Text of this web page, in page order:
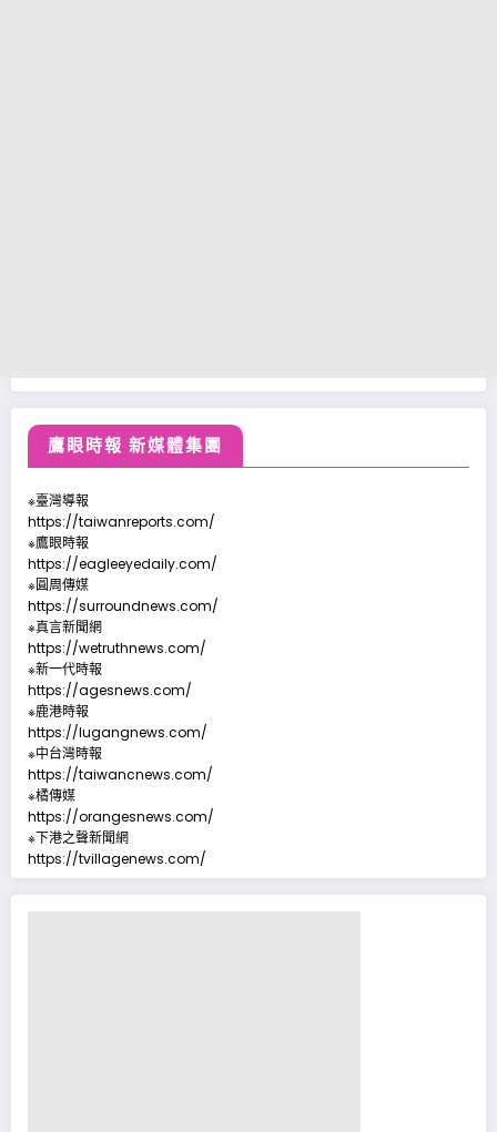
鷹眼時報 新媒體集團
※臺灣導報
https://taiwanreports.com/
※鷹眼時報
https://eagleeyedaily.com/
※圓周傳媒
https://surroundnews.com/
※真言新聞網
https://wetruthnews.com/
※新一代時報
https://agesnews.com/
※鹿港時報
https://lugangnews.com/
※中台灣時報
https://taiwancnews.com/
※橘傳媒
https://orangesnews.com/
※下港之聲新聞網
https://tvillagenews.com/